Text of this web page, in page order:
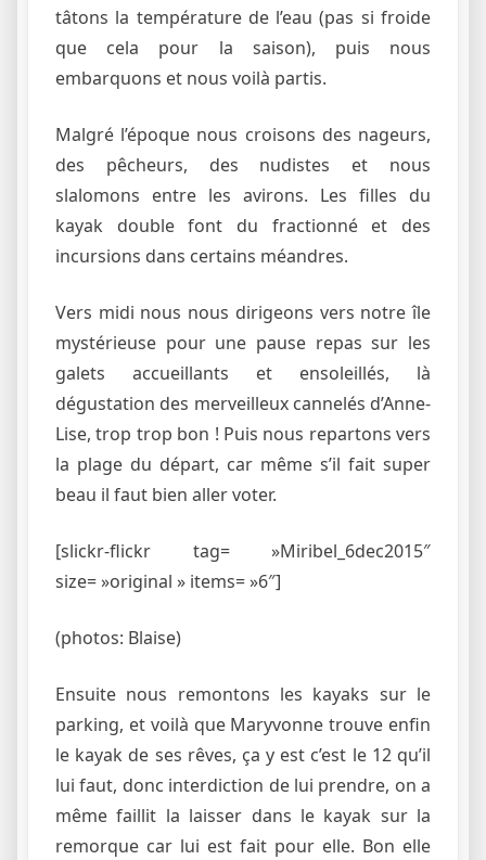
tâtons la température de l’eau (pas si froide
que cela pour la saison), puis nous
embarquons et nous voilà partis.
Malgré l’époque nous croisons des nageurs,
des pêcheurs, des nudistes et nous
slalomons entre les avirons. Les filles du
kayak double font du fractionné et des
incursions dans certains méandres.
Vers midi nous nous dirigeons vers notre île
mystérieuse pour une pause repas sur les
galets accueillants et ensoleillés, là
dégustation des merveilleux cannelés d’Anne-
Lise, trop trop bon ! Puis nous repartons vers
la plage du départ, car même s’il fait super
beau il faut bien aller voter.
[slickr-flickr tag= »Miribel_6dec2015″
size= »original » items= »6″]
(photos: Blaise)
Ensuite nous remontons les kayaks sur le
parking, et voilà que Maryvonne trouve enfin
le kayak de ses rêves, ça y est c’est le 12 qu’il
lui faut, donc interdiction de lui prendre, on a
même faillit la laisser dans le kayak sur la
remorque car lui est fait pour elle. Bon elle